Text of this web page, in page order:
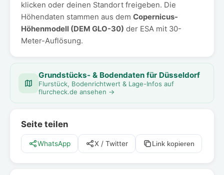
klicken oder deinen Standort freigeben. Die
Höhendaten stammen aus dem Copernicus-
Höhenmodell (DEM GLO-30) der ESA mit 30-
Meter-Auflösung.
Grundstücks- & Bodendaten für Düsseldorf
Flurstück, Bodenrichtwert & Lage-Infos auf
flurcheck.de ansehen →
Seite teilen
WhatsApp X / Twitter Link kopieren